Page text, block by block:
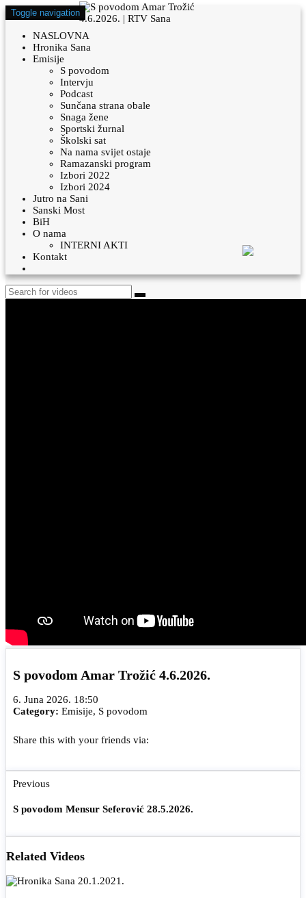
Toggle navigation
NASLOVNA
Hronika Sana
Emisije
S povodom
Intervju
Podcast
Sunčana strana obale
Snaga žene
Sportski žurnal
Školski sat
Na nama svijet ostaje
Ramazanski program
Izbori 2022
Izbori 2024
Jutro na Sani
Sanski Most
BiH
O nama
INTERNI AKTI
Kontakt
S povodom Amar Trožić 4.6.2026.
6. Juna 2026. 18:50
Category: Emisije, S povodom
Share this with your friends via:
Previous
S povodom Mensur Seferović 28.5.2026.
Related Videos